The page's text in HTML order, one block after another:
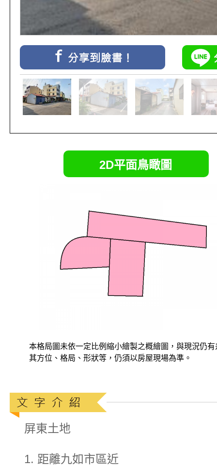
2D平面鳥瞰圖
本格局圖未依一定比例縮小繪製之概繪圖，與現況仍有
其方位、格局、形狀等，仍須以房屋現場為準。
屏東土地
1. 距離九如市區近